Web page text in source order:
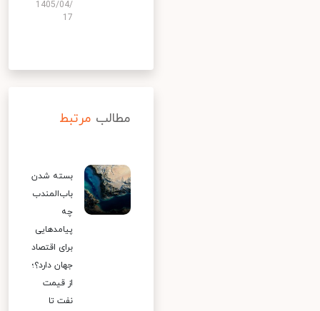
1405/04/
17
مطالب مرتبط
بسته شدن
باب‌المندب
چه
پیامدهایی
برای اقتصاد
جهان دارد؟؛
از قیمت
نفت تا